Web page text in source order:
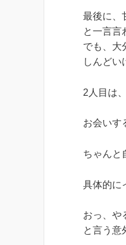
最後に、
と一言言
でも、大
しんどい
2人目は
お会いす
ちゃんと
具体的に
おっ、や
と言う意